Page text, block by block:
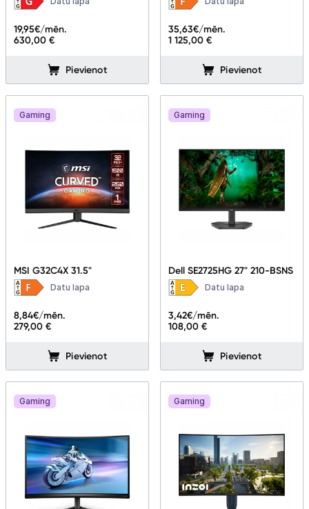
630,00 €
19,95€/mēn.
Pievienot
90LM0A20-B01A70
1 125,00 €
35,63€/mēn.
Pievienot
Gaming
MSI G32C4X 31.5"
Datu lapa
279,00 €
8,84€/mēn.
Pievienot
Gaming
Dell SE2725HG 27" 210-BSNS
Datu lapa
108,00 €
3,42€/mēn.
Pievienot
Gaming Gaming